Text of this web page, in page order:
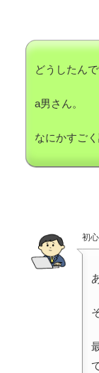
どうしたん
a男さん。
なにかすご
初